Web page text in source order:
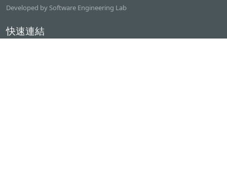
Developed by Software Engineering Lab
快速連結